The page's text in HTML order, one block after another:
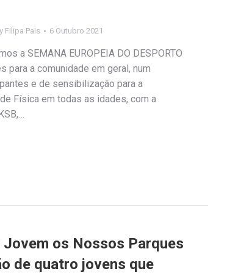
Filipa Pais 6 Outubro 2021
a SEMANA EUROPEIA DO DESPORTO
para a comunidade em geral, num
e de sensibilização para a
Física em todas as idades, com a
os Nossos Parques
de quatro jovens que